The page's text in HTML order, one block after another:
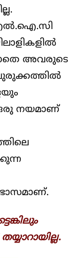
എൽ.ഐ.സി
അവരുടെ
ഒരു നയമാണ്